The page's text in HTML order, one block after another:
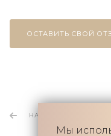
ОСТАВИТЬ СВОЙ
НАЗАД К СПИСКУ
Мы